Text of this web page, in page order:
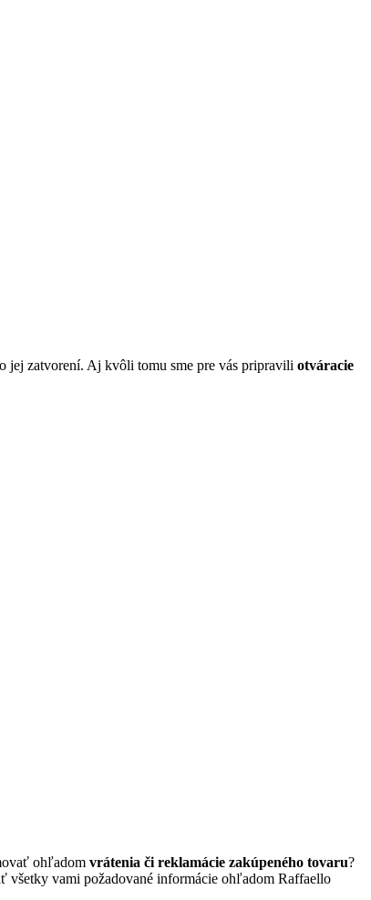
jej zatvorení. Aj kvôli tomu sme pre vás pripravili otváracie
ohľadom vrátenia či reklamácie zakúpeného tovaru?
všetky vami požadované informácie ohľadom Raffaello